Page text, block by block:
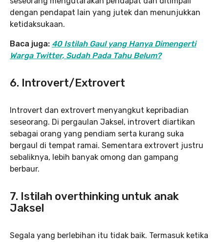
dengan pendapat lain yang jutek dan menunjukkan
ketidaksukaan.
Baca juga: 40 Istilah Gaul yang Hanya Dimengerti
Warga Twitter, Sudah Pada Tahu Belum?
6. Introvert/Extrovert
Introvert dan extrovert menyangkut kepribadian
seseorang. Di pergaulan Jaksel, introvert diartikan
sebagai orang yang pendiam serta kurang suka
bergaul di tempat ramai. Sementara extrovert justru
sebaliknya, lebih banyak omong dan gampang
berbaur.
7. Istilah overthinking untuk anak
Jaksel
Segala yang berlebihan itu tidak baik. Termasuk ketika